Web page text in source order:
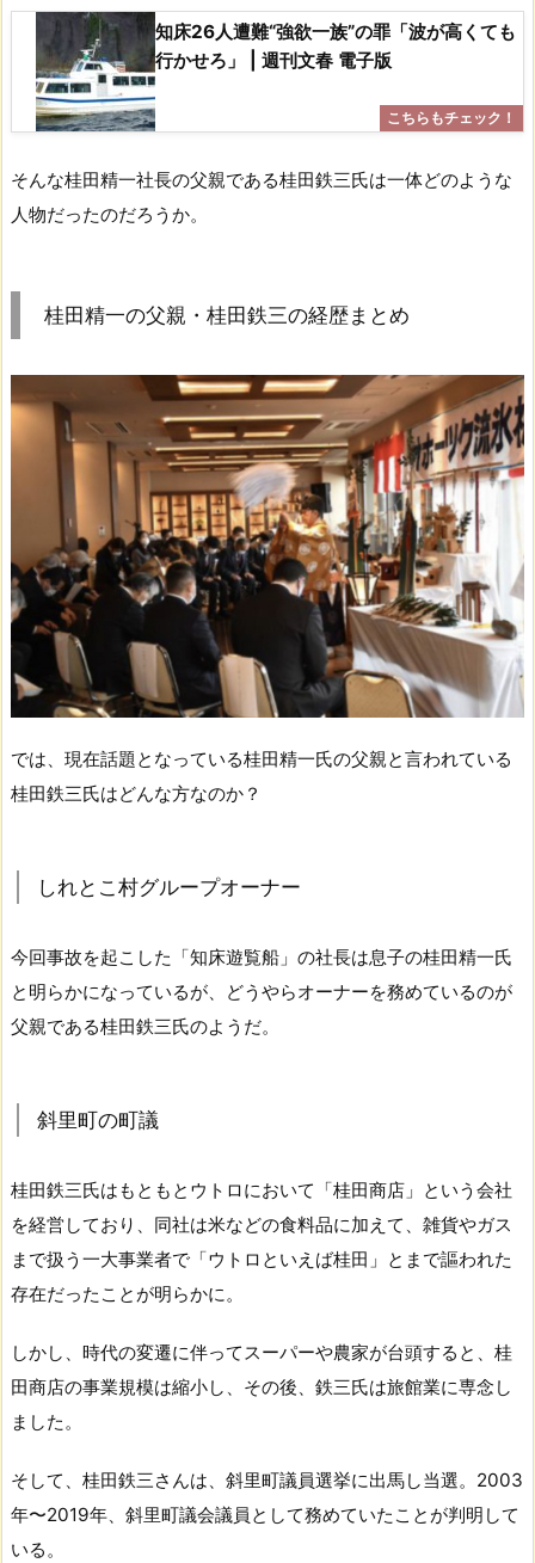
知床26人遭難“強欲一族”の罪「波が高くても
行かせろ」 | 週刊文春 電子版
そんな桂田精一社長の父親である桂田鉄三氏は一体どのような
人物だったのだろうか。
桂田精一の父親・桂田鉄三の経歴まとめ
では、現在話題となっている桂田精一氏の父親と言われている
桂田鉄三氏はどんな方なのか？
しれとこ村グループオーナー
今回事故を起こした「知床遊覧船」の社長は息子の桂田精一氏
と明らかになっているが、どうやらオーナーを務めているのが
父親である桂田鉄三氏のようだ。
斜里町の町議
桂田鉄三氏はもともとウトロにおいて「桂田商店」という会社
を経営しており、同社は米などの食料品に加えて、雑貨やガス
まで扱う一大事業者で「ウトロといえば桂田」とまで謳われた
存在だったことが明らかに。
しかし、時代の変遷に伴ってスーパーや農家が台頭すると、桂
田商店の事業規模は縮小し、その後、鉄三氏は旅館業に専念し
ました。
そして、桂田鉄三さんは、斜里町議員選挙に出馬し当選。2003
年〜2019年、斜里町議会議員として務めていたことが判明して
いる。